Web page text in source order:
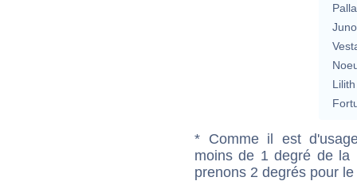
Lilith
* Comme il est
moins de 1 degré de la
prenons 2 degrés pour